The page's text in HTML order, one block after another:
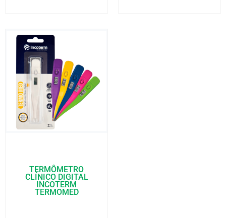
TERMÔMETRO
CLÍNICO DIGITAL
INCOTERM
TERMOMED